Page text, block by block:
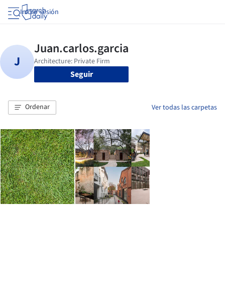
Iniciar sesión
Seguir
Ordenar Ver todas las carpetas